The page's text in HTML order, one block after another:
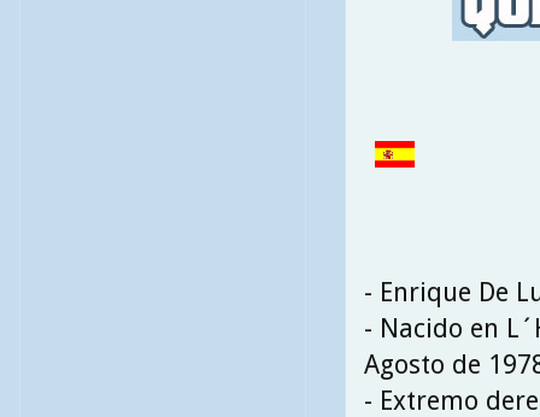
- Enrique De
- Nacido en
Agosto de
- Extremo